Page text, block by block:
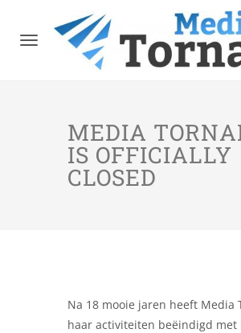
Toggle
MEDIA
IS OFFICIALLY
CLOSED
Na 18 mooie jaren heeft Media
haar activiteiten beëindigd met